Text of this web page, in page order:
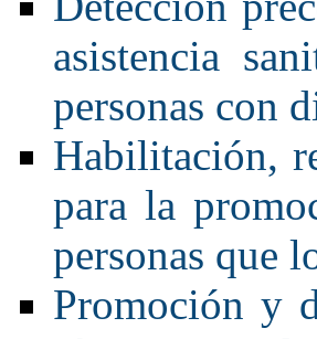
asistencia
personas con
Habilitación,
para la
personas que
Promoción y